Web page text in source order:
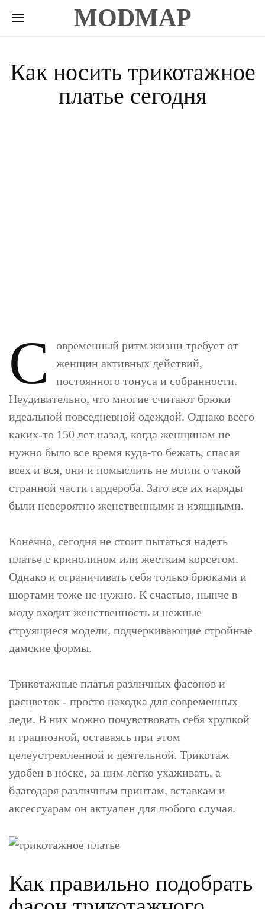
MODMAP
Как носить трикотажное
платье сегодня
С
овременный ритм жизни требует от
женщин активных действий,
постоянного тонуса и собранности.
Неудивительно, что многие считают брюки
идеальной повседневной одеждой. Однако всего
каких-то 150 лет назад, когда женщинам не
нужно было все время куда-то бежать, спасая
всех и вся, они и помыслить не могли о такой
странной части гардероба. Зато все их наряды
были невероятно женственными и изящными.
Конечно, сегодня не стоит пытаться надеть
платье с кринолином или жестким корсетом.
Однако и ограничивать себя только брюками и
шортами тоже не нужно. К счастью, нынче в
моду входит женственность и нежные
струящиеся модели, подчеркивающие стройные
дамские формы.
Трикотажные платья различных фасонов и
расцветок - просто находка для современных
леди. В них можно почувствовать себя хрупкой
и грациозной, оставаясь при этом
целеустремленной и деятельной. Трикотаж
удобен в носке, за ним легко ухаживать, а
благодаря различным принтам, вставкам и
аксессуарам он актуален для любого случая.
Как правильно подобрать